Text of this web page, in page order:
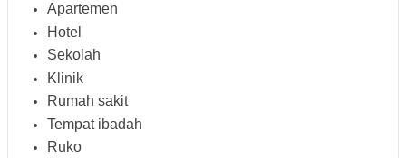
Apartemen
Hotel
Sekolah
Klinik
Rumah sakit
Tempat ibadah
Ruko